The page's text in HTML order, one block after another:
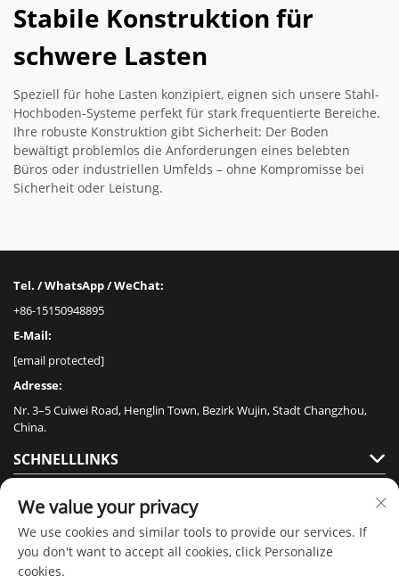
Stabile Konstruktion für
schwere Lasten
Speziell für hohe Lasten konzipiert, eignen sich unsere Stahl-
Hochboden-Systeme perfekt für stark frequentierte Bereiche.
Ihre robuste Konstruktion gibt Sicherheit: Der Boden
bewältigt problemlos die Anforderungen eines belebten
Büros oder industriellen Umfelds – ohne Kompromisse bei
Sicherheit oder Leistung.
Tel. / WhatsApp / WeChat:
+86-15150948895
E-Mail:
[email protected]
Adresse:
Nr. 3–5 Cuiwei Road, Henglin Town, Bezirk Wujin, Stadt Changzhou,
China.
SCHNELLLINKS
PRODUKTE
We value your privacy
We use cookies and similar tools to provide our services. If
you don't want to accept all cookies, click Personalize
cookies.